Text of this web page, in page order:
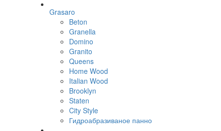
Grasaro
Beton
Granella
Domino
Granito
Queens
Home Wood
Italian Wood
Brooklyn
Staten
City Style
Гидроабразиваное панно